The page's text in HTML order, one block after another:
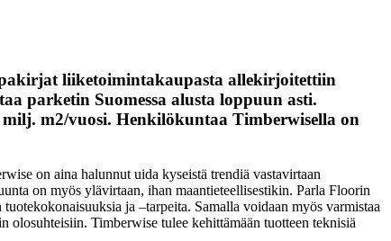
liiketoimintakaupasta allekirjoitettiin
parketin Suomessa alusta loppuun asti.
m2/vuosi. Henkilökuntaa Timberwisella on
on aina halunnut uida kyseistä trendiä vastavirtaan
on myös ylävirtaan, ihan maantieteellisestikin. Parla Floorin
ja –tarpeita. Samalla voidaan myös varmistaa
olosuhteisiin. Timberwise tulee kehittämään tuotteen teknisiä